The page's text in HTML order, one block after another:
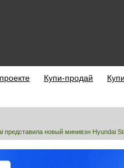
Купи-продай
представила новый минивэн Hyundai